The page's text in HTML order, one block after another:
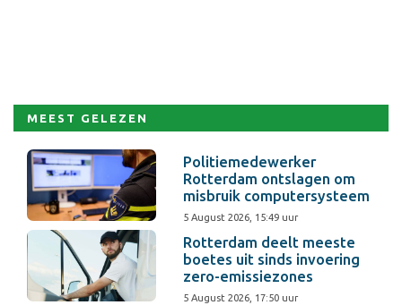
MEEST GELEZEN
Politiemedewerker
Rotterdam ontslagen om
misbruik computersysteem
5 August 2026, 15:49 uur
Rotterdam deelt meeste
boetes uit sinds invoering
zero-emissiezones
5 August 2026, 17:50 uur